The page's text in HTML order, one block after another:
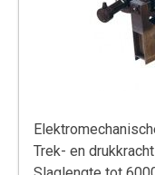
Trek- en